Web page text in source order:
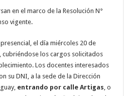
en el marco de la Resolución N°
vigente.
el día miércoles 20 de
cubriéndose los cargos solicitados
Los docentes interesados
su DNI, a la sede de la Dirección
entrando por calle Artigas , o